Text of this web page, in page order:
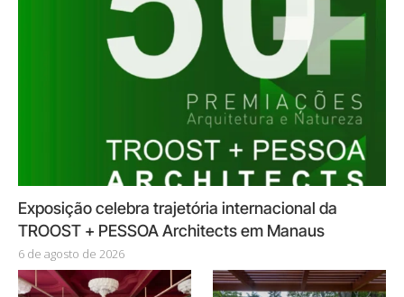
Exposição celebra trajetória internacional da
TROOST + PESSOA Architects em Manaus
6 de agosto de 2026